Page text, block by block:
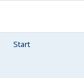
Start